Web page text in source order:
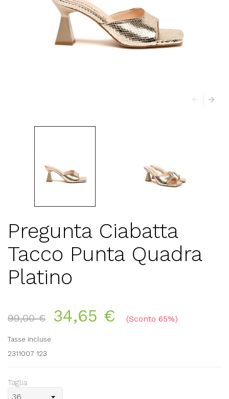
Pregunta Ciabatta
Tacco Punta Quadra
Platino
99,00 € 34,65 € Sconto 65%
Tasse incluse
2311007 123
Taglia